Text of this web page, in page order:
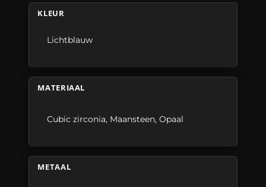
KLEUR
Lichtblauw
MATERIAAL
Cubic zirconia, Maansteen,Opaal
METAAL